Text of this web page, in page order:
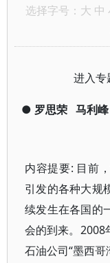
选择字号： 大 中
进入专
● 罗思荣 马利峰
内容提要: 目前
引发的各种大规
续发生在各国的
会的到来。2008
石油公司“墨西